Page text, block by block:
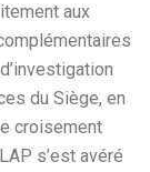
aux
du Siège, en
croisement
s’est avéré